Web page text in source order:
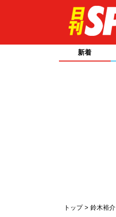
新着
トップ 鈴木裕介